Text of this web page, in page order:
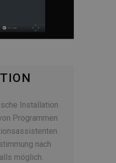
Installation
Programmen
nach
möglich.